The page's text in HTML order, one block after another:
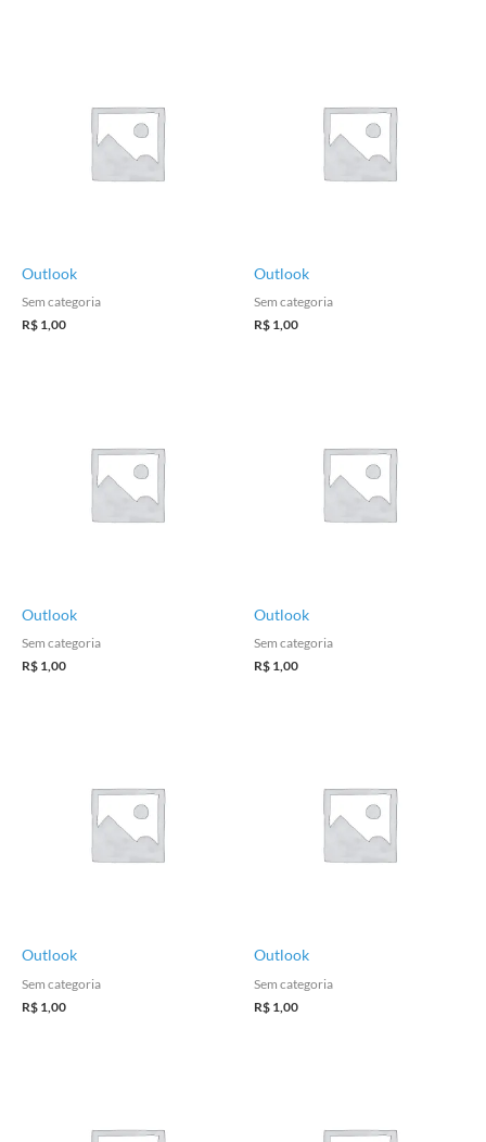
Outlook
Sem categoria
R$ 1,00
Outlook
Sem categoria
R$ 1,00
Outlook
Sem categoria
R$ 1,00
Outlook
Sem categoria
R$ 1,00
Outlook
Sem categoria
R$ 1,00
Outlook
Sem categoria
R$ 1,00